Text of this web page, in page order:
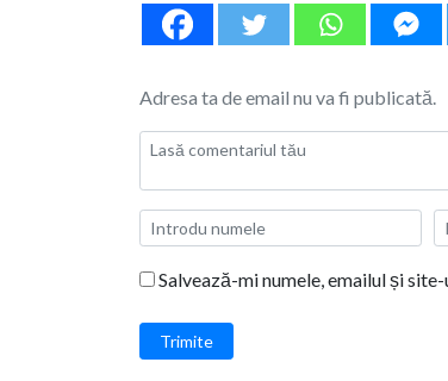
Adresa ta de email nu va fi publicată.
Salvează-mi numele, emailul și
Trimite